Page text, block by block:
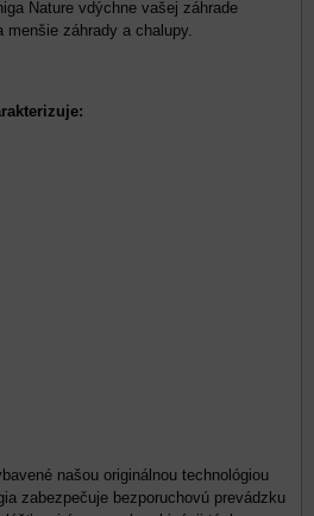
Nature vdýchne vašej záhrade
záhrady a chalupy.
našou originálnou technológiou
zabezpečuje bezporuchovú prevádzku